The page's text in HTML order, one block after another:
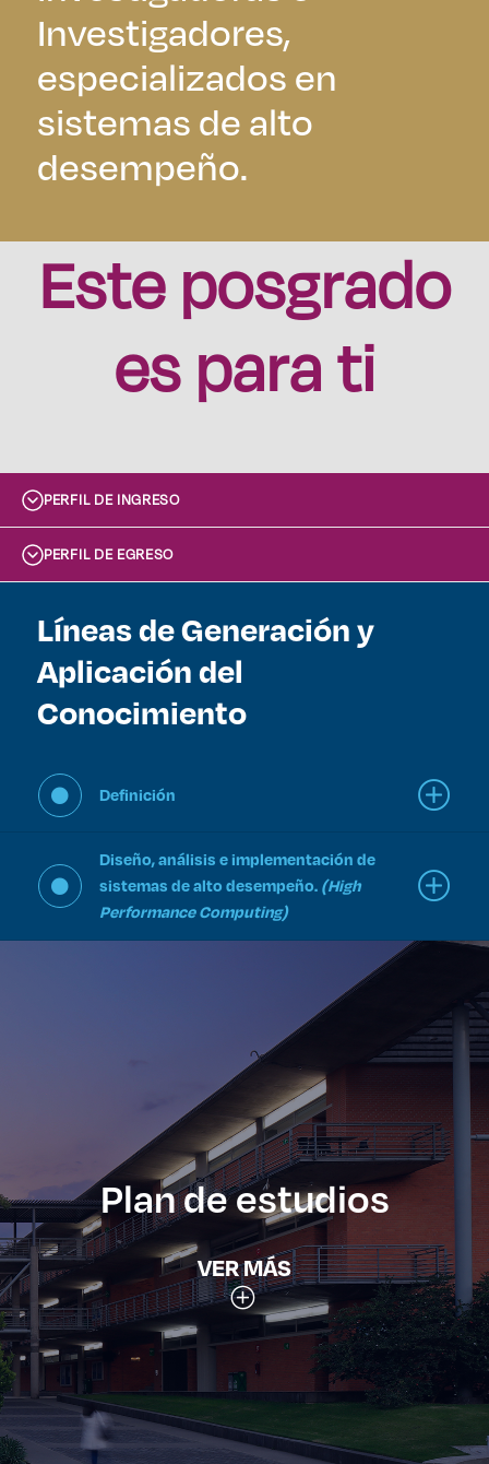
Investigadores,
especializados en
sistemas de alto
desempeño.
Este posgrado
es para ti
PERFIL DE INGRESO
PERFIL DE EGRESO
Líneas de Generación y
Aplicación del
Conocimiento
Definición
Diseño, análisis e implementación de
sistemas de alto desempeño.(High
Performance Computing)
Plan de estudios
VER MÁS